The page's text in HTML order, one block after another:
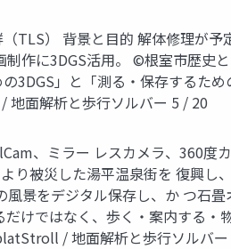
TLS） 背景と目的 解体修理が予
作に3DGS活用。 ©根室市歴史
3DGS」と「測る・保存するた
地面解析と歩行ソルバー 5 / 20
、ミラー レスカメラ、360度
り被災した湯平温泉街を 復興し
景をデジタル保存し、か つ石
けではなく、歩く・案内する・
/ 地面解析と歩行ソルバ